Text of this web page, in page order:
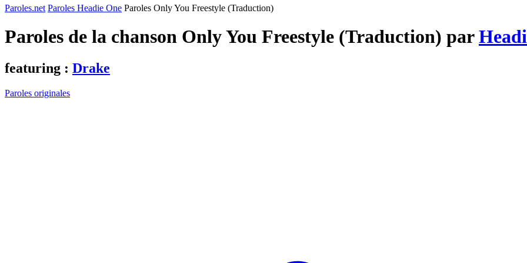
Paroles.net Paroles Headie One Paroles Only You Freestyle (Traduction)
Paroles de la chanson Only You Freestyle (Traduction) par
featuring : Drake
Paroles originales